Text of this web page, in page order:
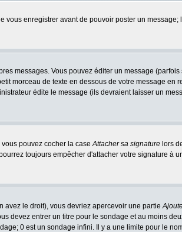
enregistrer avant de pouvoir poster un
messages. Vous pouvez éditer un message
morceau de texte en dessous de votre message en
édite le message (ils devraient laisser un
vous pouvez cocher la caseAttacher sa signature lors
toujours empêcher d'attacher votre signature à
avez le droit), vous devriez apercevoir une partie
devez entrer un titre pour le sondage et au moins
0 est un sondage infini. Il y a une limite pour le